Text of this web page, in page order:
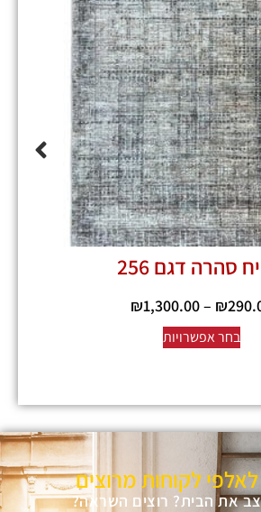
סהרה דגם 256
₪
–
₪1,300.00
בחר אפשרויות
לקוחות מרוצים
את הבית? רוצים השראה?